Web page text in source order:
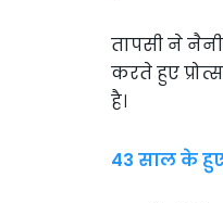
तापसी ने
करते हुए
है।
43 साल के हुए